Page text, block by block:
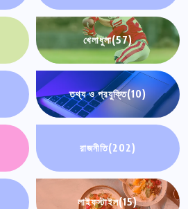
খেলাধুলা(57)
তথ্য ও প্রযুক্তি(10)
রাজনীতি(202)
লাইফস্টাইল(15)